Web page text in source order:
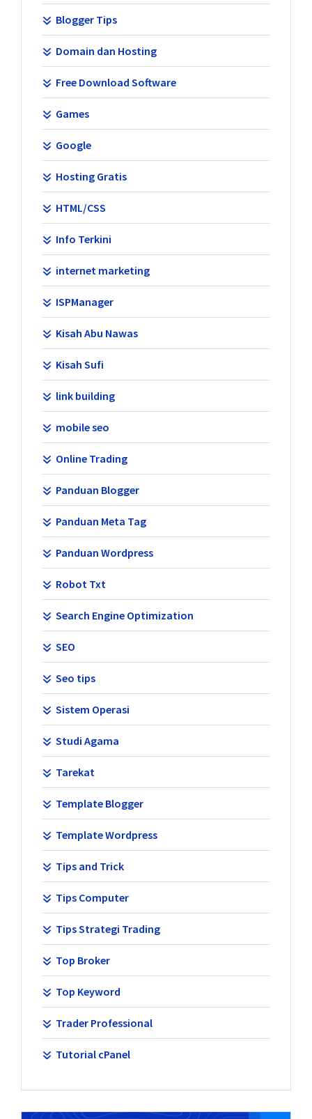
Blogger Tips
Domain dan Hosting
Free Download Software
Games
Google
Hosting Gratis
HTML/CSS
Info Terkini
internet marketing
ISPManager
Kisah Abu Nawas
Kisah Sufi
link building
mobile seo
Online Trading
Panduan Blogger
Panduan Meta Tag
Panduan Wordpress
Robot Txt
Search Engine Optimization
SEO
Seo tips
Sistem Operasi
Studi Agama
Tarekat
Template Blogger
Template Wordpress
Tips and Trick
Tips Computer
Tips Strategi Trading
Top Broker
Top Keyword
Trader Professional
Tutorial cPanel